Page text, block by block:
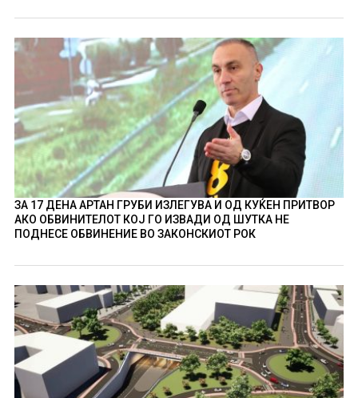
ЗА 17 ДЕНА АРТАН ГРУБИ ИЗЛЕГУВА И ОД КУЌЕН ПРИТВОР
АКО ОБВИНИТЕЛОТ КОЈ ГО ИЗВАДИ ОД ШУТКА НЕ
ПОДНЕСЕ ОБВИНЕНИЕ ВО ЗАКОНСКИОТ РОК